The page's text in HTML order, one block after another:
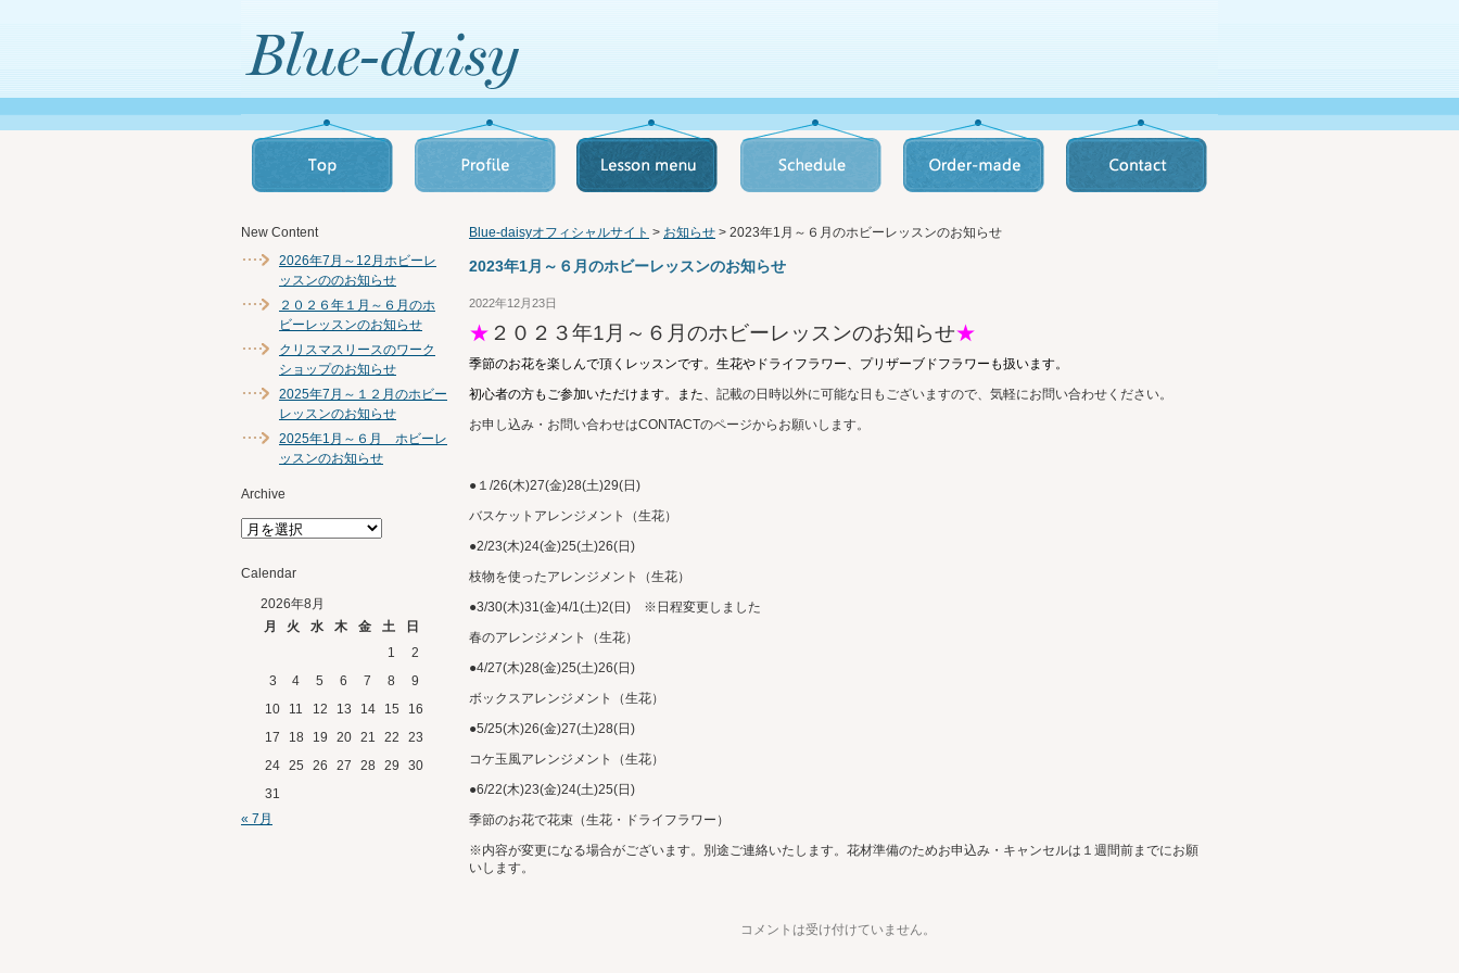
Blue-daisyオフィシャルサイト > お知らせ > 2023年1月～６月のホビーレッスンのお知らせ
2023年1月～６月のホビーレッスンのお知らせ
2022年12月23日
★ ２０２３年1月～６月のホビーレッスンのお知らせ★
季節のお花を楽しんで頂くレッスンです。生花やドライフラワー、プリザーブドフラワーも扱います。
初心者の方もご参加いただけます。また、 記載の日時以外に可能な日もございますので、気軽にお問い合わせください。
お申し込み・お問い合わせはCONTACTのページからお願いします。
●１/26(木)27(金)28(土)29(日)
バスケットアレンジメント（生花）
●2/23(木)24(金)25(土)26(日)
枝物を使ったアレンジメント（生花）
●3/30(木)31(金)4/1(土)2(日) ※日程変更しました
春のアレンジメント（生花）
●4/27(木)28(金)25(土)26(日)
ボックスアレンジメント（生花）
●5/25(木)26(金)27(土)28(日)
コケ玉風アレンジメント（生花）
●6/22(木)23(金)24(土)25(日)
季節のお花で花束（生花・ドライフラワー）
※内容が変更になる場合がございます。別途ご連絡いたします。花材準備のためお申込み・キャンセルは１週間前までにお願
いします。
コメントは受け付けていません。
New Content
2026年7月～12月ホビーレ
ッスンののお知らせ
２０２６年１月～６月のホ
ビーレッスンのお知らせ
クリスマスリースのワーク
ショップのお知らせ
2025年7月～１２月のホビー
レッスンのお知らせ
2025年1月～６月 ホビーレ
ッスンのお知らせ
Archive
Calendar
2026年8月
月
火 水 木 金 土
日
1
2
3
4 5 6 7 8
9
10
11 12 13 14 15
16
17
18 19 20 21 22
23
24 25 26 27 28 29
30
31
« 7月